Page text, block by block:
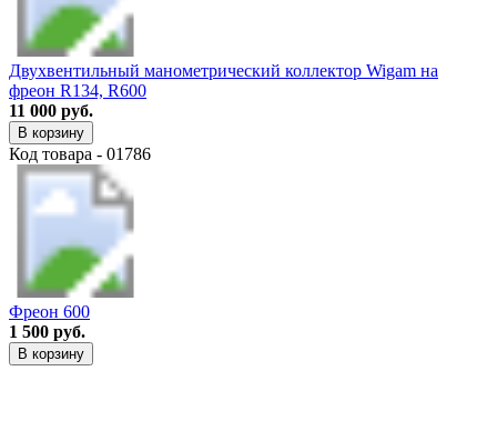
Двухвентильный манометрический коллектор Wigam на
фреон R134, R600
11 000 руб.
В корзину
Код товара - 01786
Фреон 600
1 500 руб.
В корзину